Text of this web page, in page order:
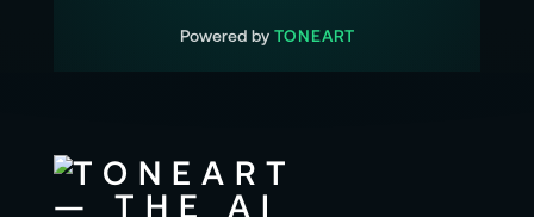
Powered by TONEART